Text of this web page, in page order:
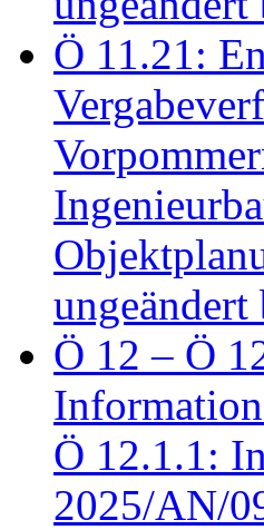
Ö 11.21:
ungeändert
Ö 12 – Ö
Ö 12.1.1:
2025/AN/